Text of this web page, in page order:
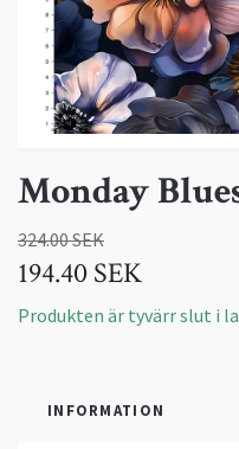
Monday
324.00 SEK
194.40 SEK
Produkten är tyvärr slut i
INFORMATION